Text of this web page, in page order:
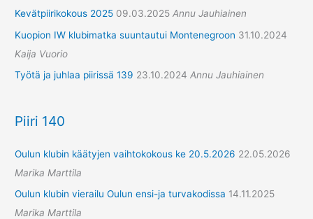
Kevätpiirikokous 2025 09.03.2025 Annu Jauhiainen
Kuopion IW klubimatka suuntautui Montenegroon 31.10.2024
Kaija Vuorio
Työtä ja juhlaa piirissä 139 23.10.2024 Annu Jauhiainen
Piiri 140
Oulun klubin käätyjen vaihtokokous ke 20.5.2026 22.05.2026
Marika Marttila
Oulun klubin vierailu Oulun ensi-ja turvakodissa 14.11.2025
Marika Marttila